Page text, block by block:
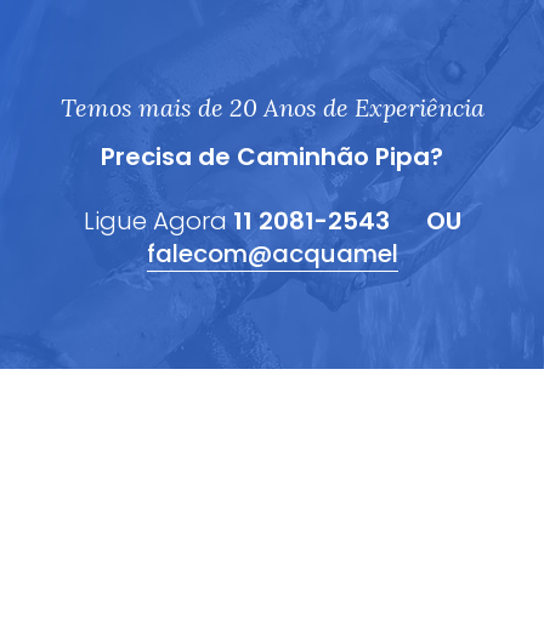
Temos mais de 20 Anos de Experiência
Precisa de Caminhão Pipa?
Ligue Agora 11 2081-2543
OU
falecom@acquamel